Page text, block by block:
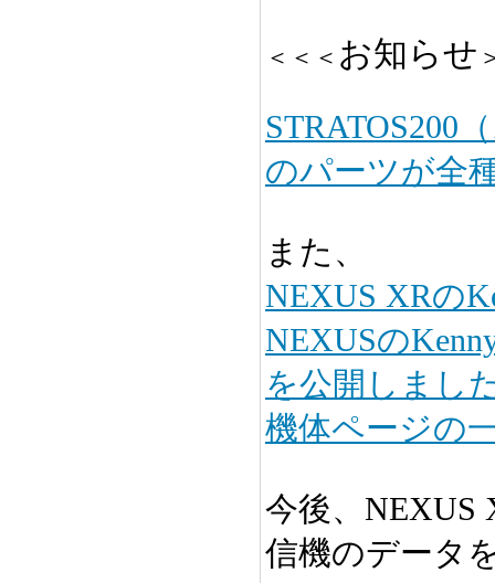
＜＜＜ お知らせ
STRATOS200
のパーツが全
また、
NEXUS XRの
NEXUSの
を公開しまし
機体ページの
今後、NEXUS
信機のデータ